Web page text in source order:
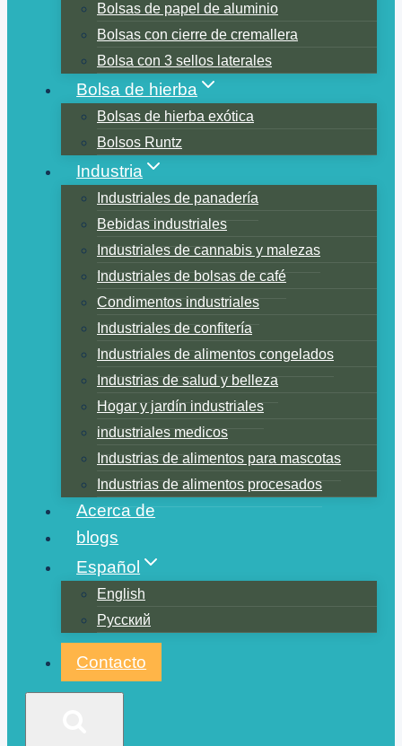
Bolsas de papel de aluminio
Bolsas con cierre de cremallera
Bolsa con 3 sellos laterales
Bolsa de hierba
Bolsas de hierba exótica
Bolsos Runtz
Industria
Industriales de panadería
Bebidas industriales
Industriales de cannabis y malezas
Industriales de bolsas de café
Condimentos industriales
Industriales de confitería
Industriales de alimentos congelados
Industrias de salud y belleza
Hogar y jardín industriales
industriales medicos
Industrias de alimentos para mascotas
Industrias de alimentos procesados
Acerca de
blogs
Español
English
Русский
Contacto